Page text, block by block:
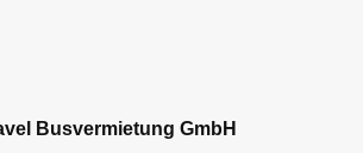
Busvermietung GmbH